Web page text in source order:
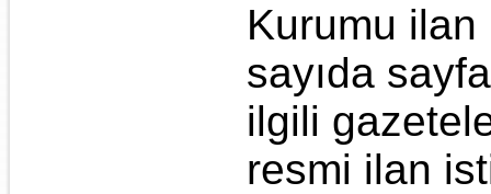
Kurumu ilan
sayıda
ilgili
resmi ilan